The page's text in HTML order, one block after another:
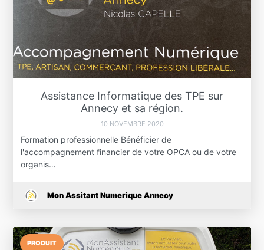
Assistance Informatique des TPE sur
Annecy et sa région.
10 NOVEMBRE 2020
Formation professionnelle Bénéficier de
l'accompagnement financier de votre OPCA ou de votre
organis…
Mon Assitant Numerique Annecy
PRODUIT